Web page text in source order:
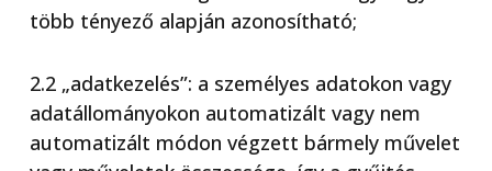
több tényező alapján azonosítható;
2.2 „adatkezelés”: a személyes adatokon vagy
adatállományokon automatizált vagy nem
automatizált módon végzett bármely művelet